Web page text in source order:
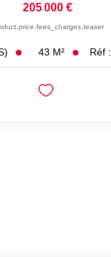
205 000 €
43 M² Réf :